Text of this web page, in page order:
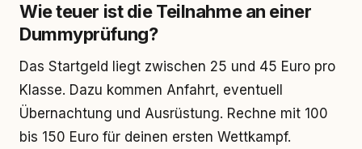
Wie teuer ist die Teilnahme an einer
Dummyprüfung?
Das Startgeld liegt zwischen 25 und 45 Euro pro
Klasse. Dazu kommen Anfahrt, eventuell
Übernachtung und Ausrüstung. Rechne mit 100
bis 150 Euro für deinen ersten Wettkampf.